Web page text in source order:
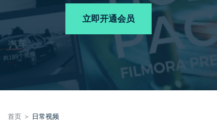
客服热线：4000-300624
AI 视频续写
声音
文本
产品信息
立即购买
立即开通会员
首页 ＞ 日常视频